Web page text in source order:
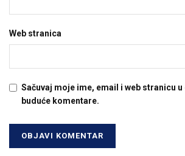
Web stranica
Sačuvaj moje ime, email i web stranicu
buduće komentare.